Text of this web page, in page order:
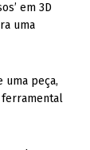
em 3D
uma
uma peça,
ferramental